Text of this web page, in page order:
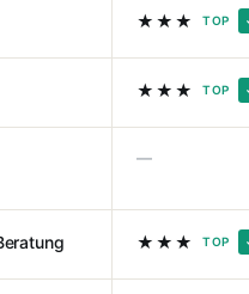
★★★ TOP
★★★ TOP
—
★★★ TOP